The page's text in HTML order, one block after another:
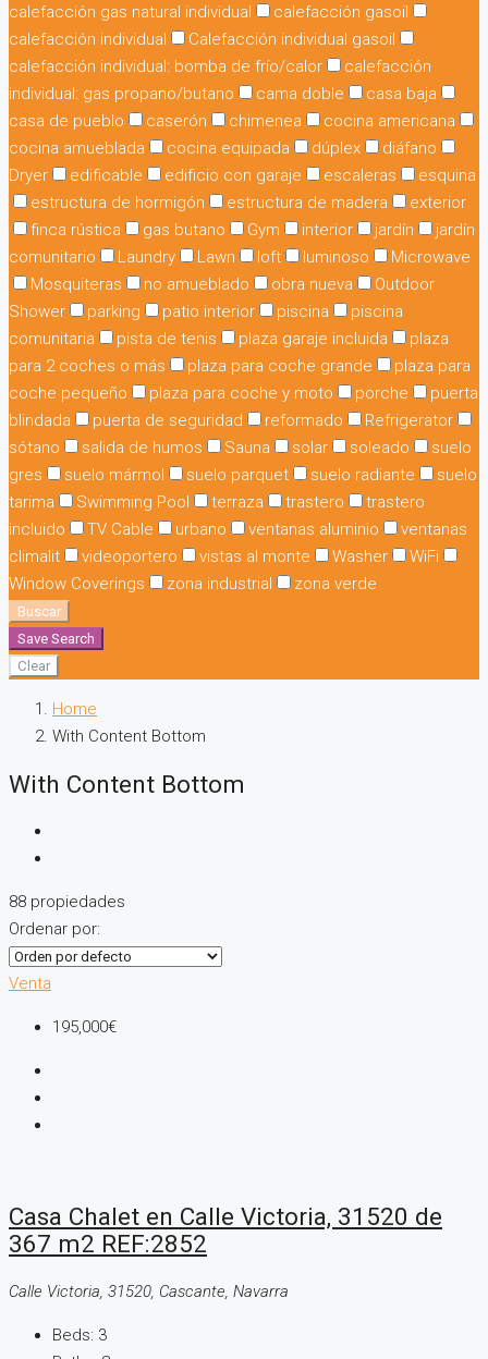
calefacción gas natural individual
calefacción gasoil
calefacción individual
Calefacción individual gasoil
calefacción individual: bomba de frío/calor
calefacción
individual: gas propano/butano
cama doble
casa baja
casa de pueblo
caserón chimenea
cocina americana
cocina amueblada
cocina equipada dúplex
diáfano
Dryer
edificable edificio con garaje escaleras
esquina
estructura de hormigón
estructura de madera
exterior
finca rústica
gas butano Gym interior jardín
jardín
comunitario
Laundry Lawn loft luminoso
Microwave
Mosquiteras
no amueblado obra nueva
Outdoor
Shower
parking patio interior piscina
piscina
comunitaria
pista de tenis plaza garaje incluida
plaza
para 2 coches o más
plaza para coche grande
plaza para
coche pequeño
plaza para coche y moto porche
puerta
blindada
puerta de seguridad reformado
Refrigerator
sótano
salida de humos Sauna solar soleado
suelo
gres
suelo mármol suelo parquet suelo radiante
suelo
tarima
Swimming Pool terraza trastero
trastero
incluido
TV Cable urbano ventanas aluminio
ventanas
climalit
videoportero vistas al monte Washer
WiFi
Window Coverings
zona industrial zona verde
Buscar
Save Search
Clear
Home
With Content Bottom
With Content Bottom
88 propiedades
Ordenar por:
Venta
195,000€
Casa Chalet en Calle Victoria, 31520 de
367 m2 REF:2852
Calle Victoria, 31520, Cascante, Navarra
Beds: 3